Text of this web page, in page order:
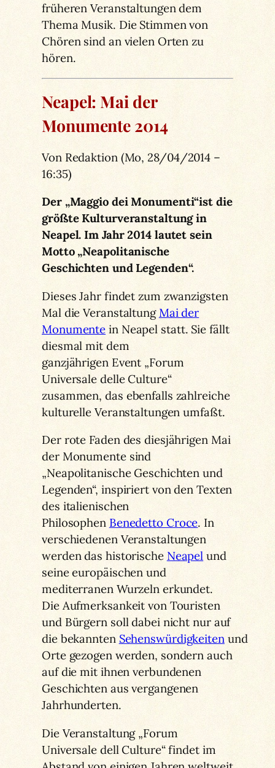
früheren Veranstaltungen dem
Thema Musik. Die Stimmen von
Chören sind an vielen Orten zu
hören.
Neapel: Mai der
Monumente 2014
Von Redaktion(Mo, 28/04/2014 –
16:35)
Der „Maggio dei Monumenti“ist die
größte Kulturveranstaltung in
Neapel. Im Jahr 2014 lautet sein
Motto „Neapolitanische
Geschichten und Legenden“.
Dieses Jahr findet zum zwanzigsten
Mal die VeranstaltungMai der
Monumente in Neapel statt. Sie fällt
diesmal mit dem
ganzjährigen Event „Forum
Universale delle Culture“
zusammen, das ebenfalls zahlreiche
kulturelle Veranstaltungen umfaßt.
Der rote Faden des diesjährigen Mai
der Monumente sind
„Neapolitanische Geschichten und
Legenden“, inspiriert von den Texten
des italienischen
Philosophen Benedetto Croce. In
verschiedenen Veranstaltungen
werden das historische Neapel und
seine europäischen und
mediterranen Wurzeln erkundet.
Die Aufmerksankeit von Touristen
und Bürgern soll dabei nicht nur auf
die bekannten Sehenswürdigkeitenund
Orte gezogen werden, sondern auch
auf die mit ihnen verbundenen
Geschichten aus vergangenen
Jahrhunderten.
Die Veranstaltung „Forum
Universale dell Culture“ findet im